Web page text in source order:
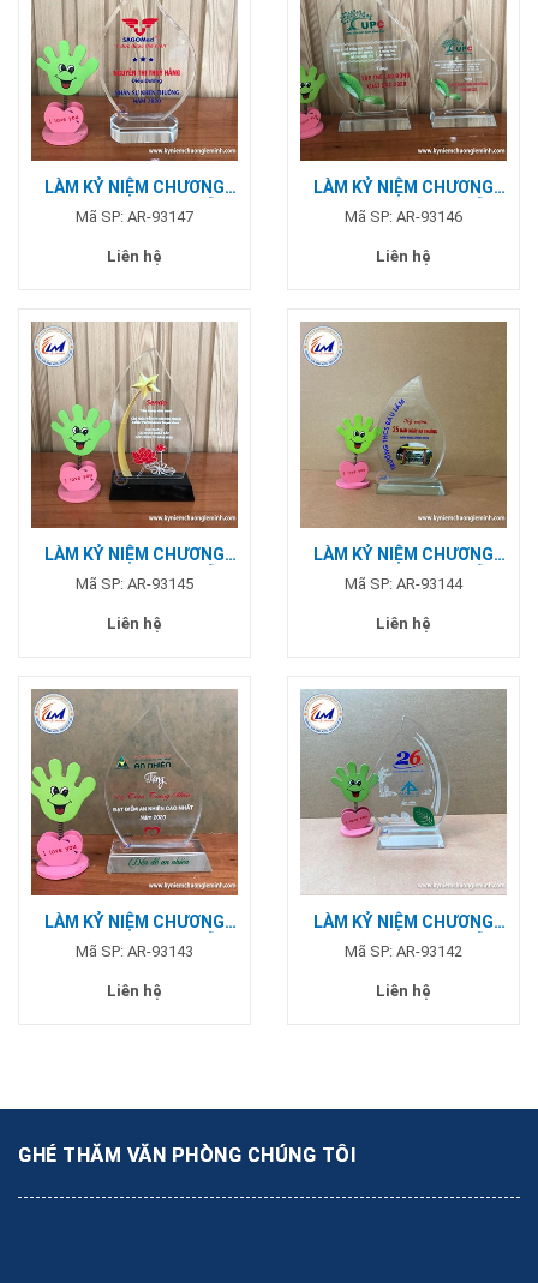
LÀM KỶ NIỆM CHƯƠNG
HÌNH GIỌT NƯỚC - MẪU
Mã SP: AR-93147
Liên hệ
LÀM KỶ NIỆM CHƯƠNG
HÌNH GIỌT NƯỚC - MẪU
Mã SP: AR-93146
Liên hệ
LÀM KỶ NIỆM CHƯƠNG
HÌNH GIỌT NƯỚC - MẪU
Mã SP: AR-93145
Liên hệ
LÀM KỶ NIỆM CHƯƠNG
HÌNH GIỌT NƯỚC - MẪU
Mã SP: AR-93144
Liên hệ
LÀM KỶ NIỆM CHƯƠNG
HÌNH GIỌT NƯỚC - MẪU
Mã SP: AR-93143
Liên hệ
LÀM KỶ NIỆM CHƯƠNG
HÌNH GIỌT NƯỚC - MẪU
Mã SP: AR-93142
Liên hệ
GHÉ THĂM VĂN PHÒNG CHÚNG TÔI